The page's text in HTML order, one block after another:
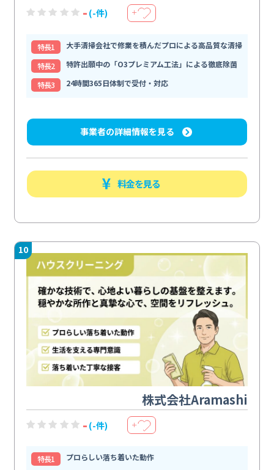
- (-件) ＋
特⻑1
大手清掃会社で修業を積んだプロによる高品質な清掃
特⻑2
特許出願中の「O3プレミアム工法」による徹底除菌
特⻑3
24時間365日体制で受付・対応
事業者の詳細情報を見る
料金を見る
10
株式会社Aramashi
- (-件) ＋
特⻑1
プロらしい落ち着いた動作